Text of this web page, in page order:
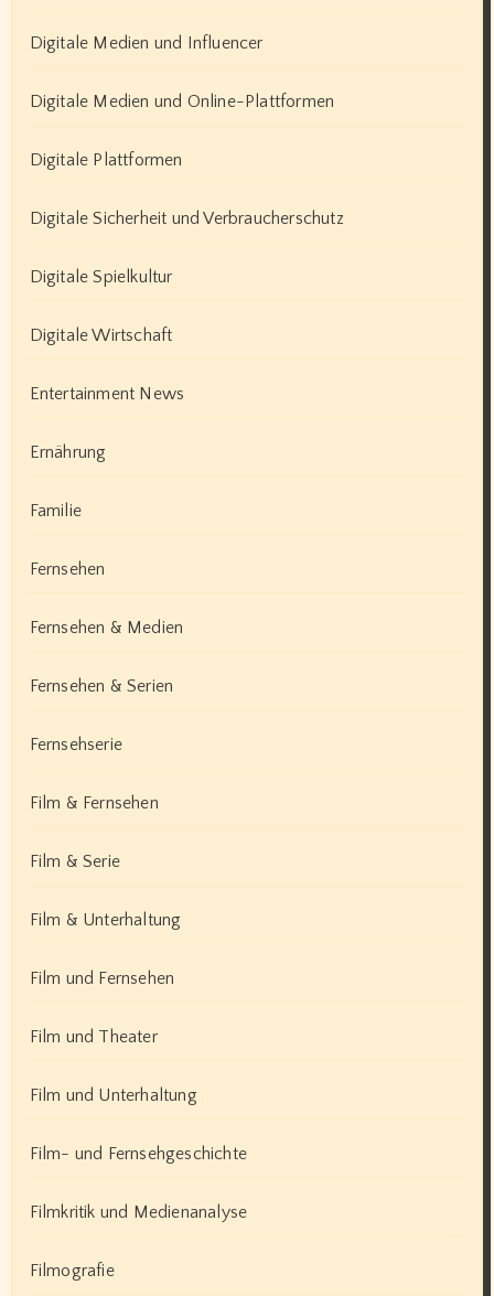
Digitale Medien und Influencer
Digitale Medien und Online-Plattformen
Digitale Plattformen
Digitale Sicherheit und Verbraucherschutz
Digitale Spielkultur
Digitale Wirtschaft
Entertainment News
Ernährung
Familie
Fernsehen
Fernsehen & Medien
Fernsehen & Serien
Fernsehserie
Film & Fernsehen
Film & Serie
Film & Unterhaltung
Film und Fernsehen
Film und Theater
Film und Unterhaltung
Film- und Fernsehgeschichte
Filmkritik und Medienanalyse
Filmografie